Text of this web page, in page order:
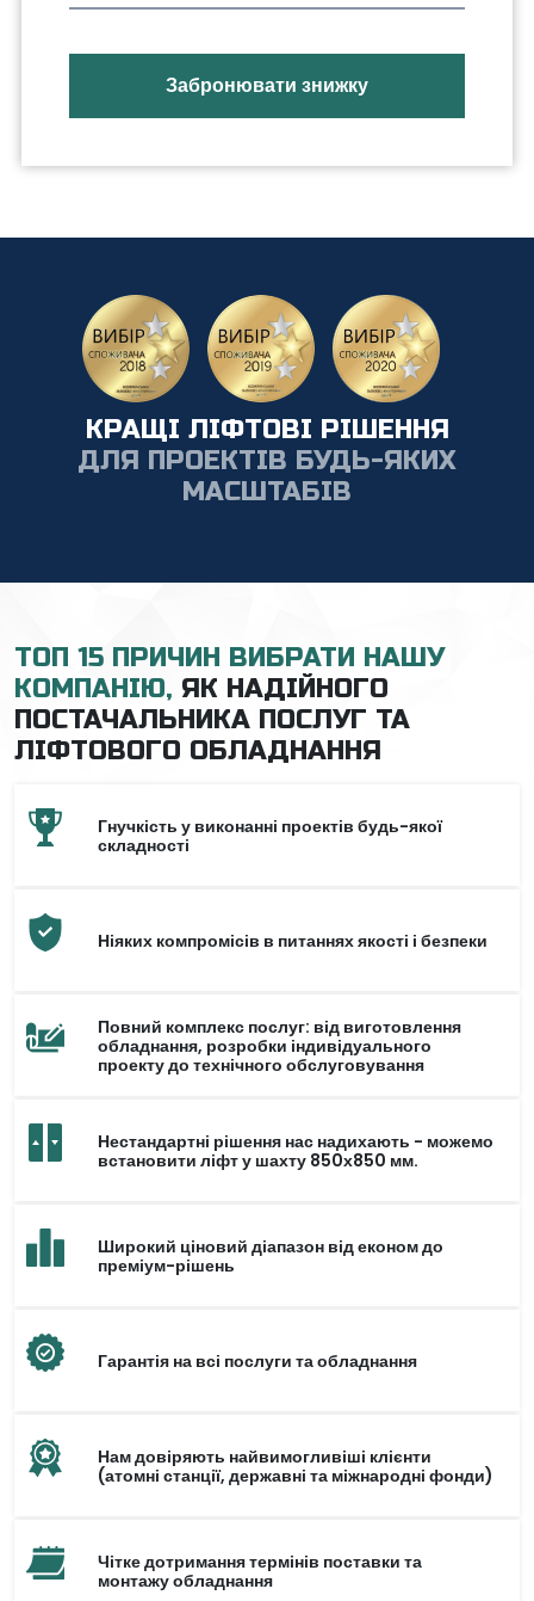
КРАЩІ ЛІФТОВІ РІШЕННЯ
ДЛЯ ПРОЕКТІВ БУДЬ-ЯКИХ
МАСШТАБІВ
ТОП 15 ПРИЧИН ВИБРАТИ НАШУ
КОМПАНІЮ, ЯК НАДІЙНОГО
ПОСТАЧАЛЬНИКА ПОСЛУГ ТА
ЛІФТОВОГО ОБЛАДНАННЯ
Гнучкість у виконанні проектів будь-якої
складності
Ніяких компромісів в питаннях якості і безпеки
Повний комплекс послуг: від виготовлення
обладнання, розробки індивідуального
проекту до технічного обслуговування
Нестандартні рішення нас надихають - можемо
встановити ліфт у шахту 850х850 мм.
Широкий ціновий діапазон від економ до
преміум-рішень
Гарантія на всі послуги та обладнання
Нам довіряють найвимогливіші клієнти
(атомні станції, державні та міжнародні фонди)
Чітке дотримання термінів поставки та
монтажу обладнання